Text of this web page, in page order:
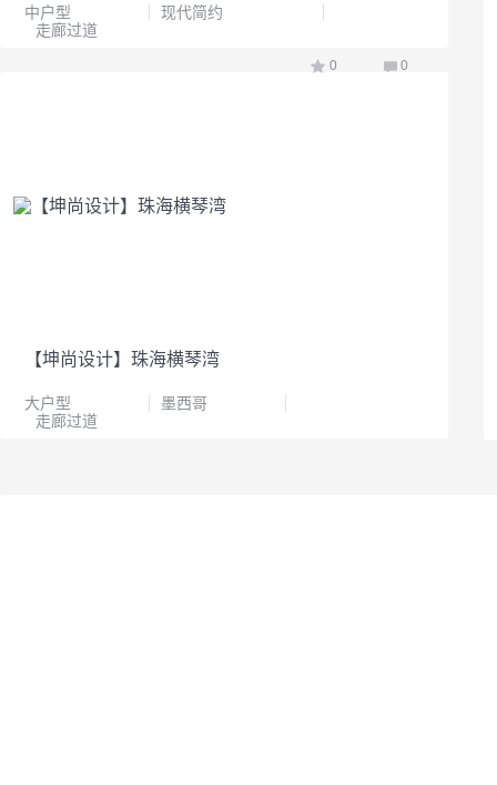
中户型
现代简约
走廊过道
0 0
【坤尚设计】珠海横琴湾
大户型
墨西哥
走廊过道